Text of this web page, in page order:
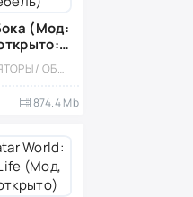
(Мод:
дома,СИМУЛЯТОРЫ / ОБУЧАЮЩИЕ / СИМУЛЯТОРЫ ЖИЗНИ / ОДНОПОЛЬЗОВАТЕЛЬСКИЕ / СТИЛИЗАЦИЯ / ОФЛАЙН / МОД
874.4 Mb